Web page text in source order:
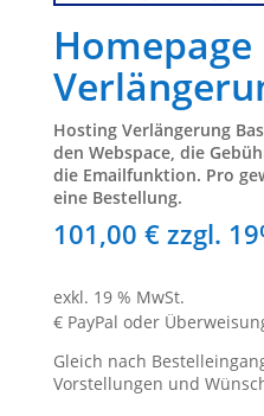
Hosting Verlängerung
den Webspace, die
die Emailfunktion. Pro
eine Bestellung.
101,00 € zzgl.
exkl. 19 % MwSt.
€ PayPal oder
Gleich nach
Vorstellungen und